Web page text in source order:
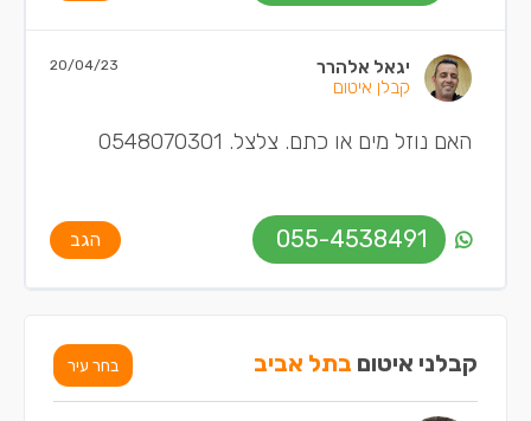
יגאל אלהרר
קבלן איטום
20/04/23
האם נוזל מים או כתם. צלצל. 0548070301
055-4538491 הגב
קבלני איטום בתל אביב בחר עיר